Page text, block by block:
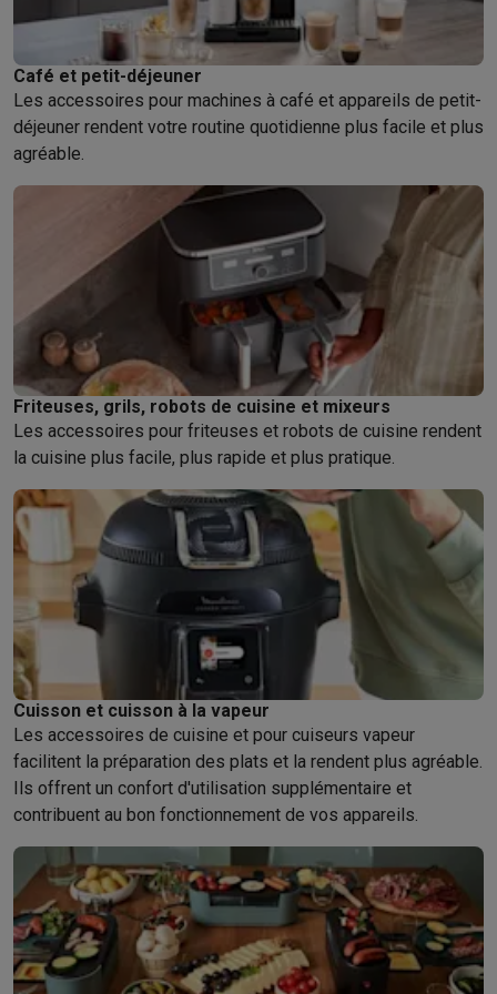
SoldesToutes les soldesSoldes gros électro
Soldes petit
Deals du momentPromotionsCashbacks Soldes
Voici pourquoi choisir Krëfel
Installation à domicile Installation gros électroInstallation
Modes de paiementGift cardÉcochèquesAcheter à créditAlma
Service client
Gros électro & encastrableTrouvez votre machine à laver
Beauté & santé Cuisine
Télévision & Audio
Choisissez votre télévision idéale Une
Sport & Loisirs
Choisir une montre connectéeChoisir une
Outlet
Outlet
Toutes nos offres outletOutlet multimedia & téléphonie
Café et petit-déjeuner
Les accessoires pour machines à café et appareils de petit-
déjeuner rendent votre routine quotidienne plus facile et plus
agréable.
Friteuses, grils, robots de cuisine et mixeurs
Les accessoires pour friteuses et robots de cuisine rendent
la cuisine plus facile, plus rapide et plus pratique.
Cuisson et cuisson à la vapeur
Les accessoires de cuisine et pour cuiseurs vapeur
facilitent la préparation des plats et la rendent plus agréable.
Ils offrent un confort d'utilisation supplémentaire et
contribuent au bon fonctionnement de vos appareils.